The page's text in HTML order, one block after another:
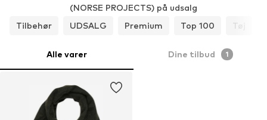
(NORSE PROJECTS) på udsalg
Tilbehør
UDSALG Premium Top 100 Tøj
Alle varer Dine tilbud 1